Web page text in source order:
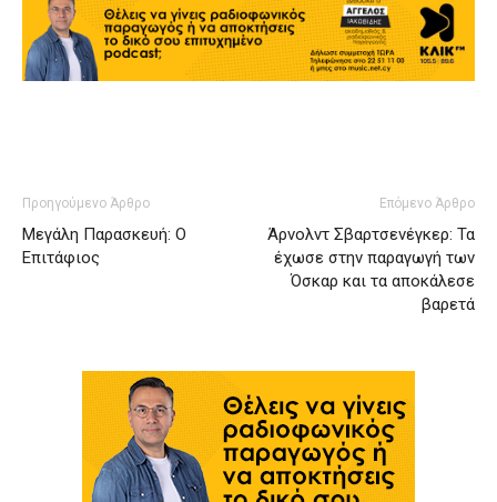
Προηγούμενο Άρθρο
Μεγάλη Παρασκευή: Ο
Επιτάφιος
Επόμενο Άρθρο
Άρνολντ Σβαρτσενέγκερ: Τα
έχωσε στην παραγωγή των
Όσκαρ και τα αποκάλεσε
βαρετά